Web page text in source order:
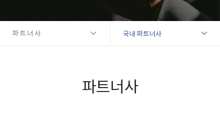
파트너사 국내 파트너사
파트너사